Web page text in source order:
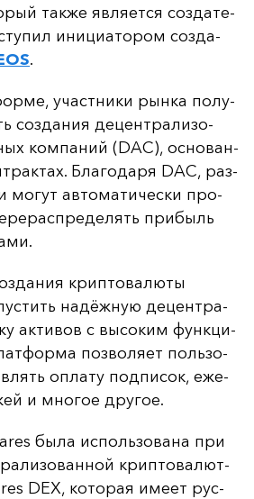
так­же яв­ля­ет­ся соз­да­те­
ини­ци­ато­ром соз­да­
.
учас­тни­ки рын­ка по­лу­
соз­да­ния де­цен­тра­ли­зо­
ком­па­ний (DAC), ос­но­ван­
Бла­го­да­ря DAC, раз­
мо­гут ав­то­ма­ти­чес­ки про­
при­быль
крип­то­ва­лю­ты
на­дёж­ную де­цен­тра­
ак­ти­вов с вы­со­ким фун­кци­
поз­во­ля­ет поль­зо­
оп­ла­ту под­пи­сок, еже­
и мно­гое дру­гое.
бы­ла ис­поль­зо­ва­на при
крип­то­ва­лют­
DEX, ко­то­рая име­ет рус­